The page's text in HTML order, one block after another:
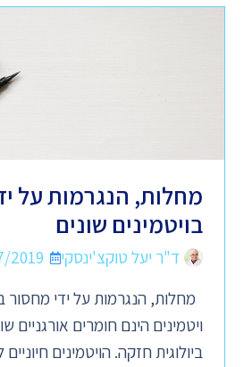
מחלות, הנגרמות על
בויטמינים שונים
ד"ר יעל טוקצ'ינסקי
2019
מחלות, הנגרמות על ידי מחסור
ויטמינים הינם חומרים אורגניים
ביולוגית חזקה. הויטמינים